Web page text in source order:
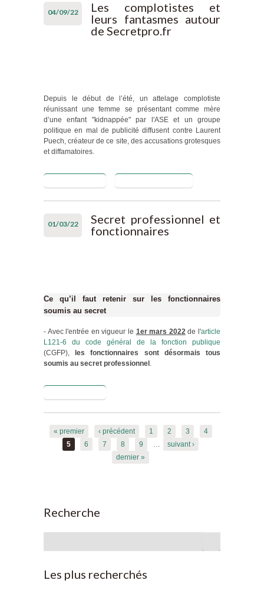
04/09/22
Les complotistes et
leurs fantasmes autour
de Secretpro.fr
Depuis le début de l’été, un attelage complotiste
réunissant une femme se présentant comme mère
d’une enfant "kidnappée" par l'ASE et un groupe
politique en mal de publicité diffusent contre Laurent
Puech, créateur de ce site, des accusations grotesques
et diffamatoires.
fantasmes
autour de
01/03/22
Secret professionnel et
fonctionnaires
Ce qu’il faut retenir sur les fonctionnaires
soumis au secret
- Avec l'entrée en vigueur le 1er mars 2022de l'article
L121-6 du code général de la fonction publique
(CGFP),
les fonctionnaires sont désormais tous
soumis au secret professionnel .
fonctionnaires
Pages
« premier ‹ précédent 1 2 3
4
5
6 7 8 9 …
suivant ›
dernier »
Recherche
Les plus recherchés